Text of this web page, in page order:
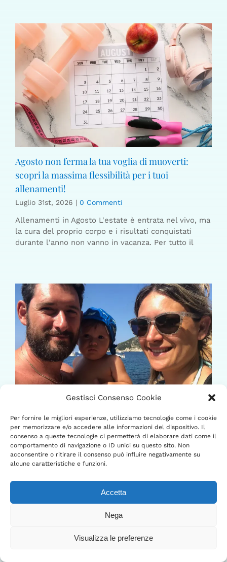
Gestisci Consenso Cookie
Per fornire le migliori esperienze, utilizziamo tecnologie come i cookie
per memorizzare e/o accedere alle informazioni del dispositivo. Il
consenso a queste tecnologie ci permetterà di elaborare dati come il
comportamento di navigazione o ID unici su questo sito. Non
acconsentire o ritirare il consenso può influire negativamente su
alcune caratteristiche e funzioni.
Accetta
Nega
Visualizza le preferenze
Agosto non ferma la tua voglia di muoverti:
scopri la massima flessibilità per i tuoi
allenamenti!
Luglio 31st, 2026 | 0 Commenti
Allenamenti in Agosto L'estate è entrata nel vivo, ma
la cura del proprio corpo e i risultati conquistati
durante l'anno non vanno in vacanza. Per tutto il
Il Filo Invisibile del Mare: Come Sofia è
Diventata la Nostra Casa e la Nostra Storia
Giugno 24th, 2026 | 0 Commenti
Il Filo Invisibile del Mare: Come Sofia è Diventata la
iniziano molto prima del momento in